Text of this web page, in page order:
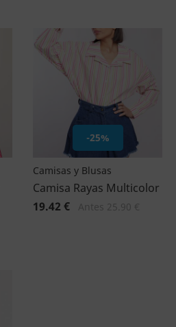
-25%
Camisas y Blusas
Camisa Rayas Multicolor
19.42 €